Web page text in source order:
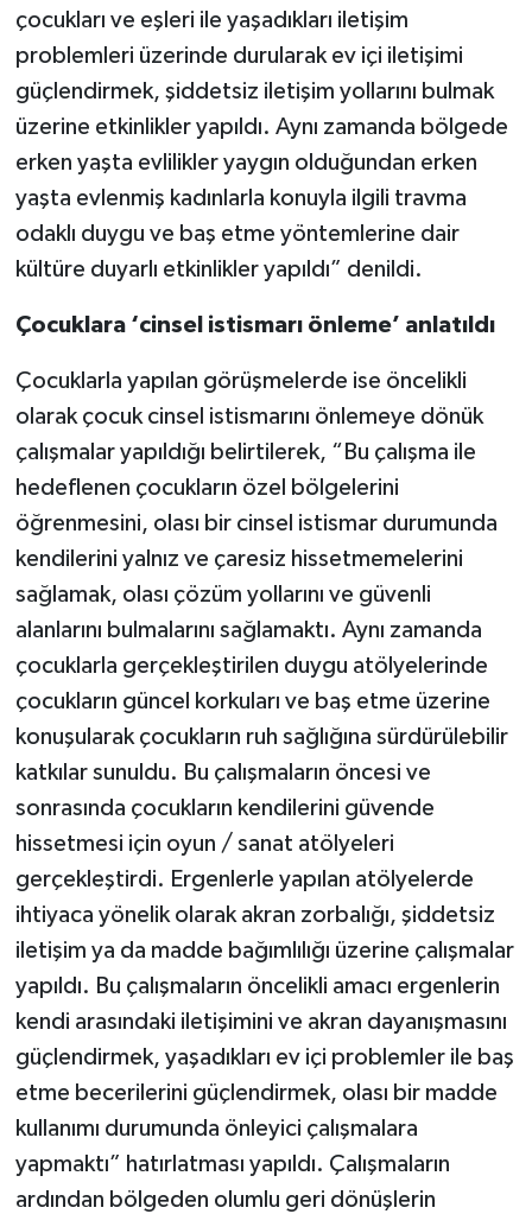
çocukları ve eşleri ile yaşadıkları iletişim
problemleri üzerinde durularak ev içi iletişimi
güçlendirmek, şiddetsiz iletişim yollarını bulmak
üzerine etkinlikler yapıldı. Aynı zamanda bölgede
erken yaşta evlilikler yaygın olduğundan erken
yaşta evlenmiş kadınlarla konuyla ilgili travma
odaklı duygu ve baş etme yöntemlerine dair
kültüre duyarlı etkinlikler yapıldı” denildi.
Çocuklara ‘cinsel istismarı önleme’ anlatıldı
Çocuklarla yapılan görüşmelerde ise öncelikli
olarak çocuk cinsel istismarını önlemeye dönük
çalışmalar yapıldığı belirtilerek, “Bu çalışma ile
hedeflenen çocukların özel bölgelerini
öğrenmesini, olası bir cinsel istismar durumunda
kendilerini yalnız ve çaresiz hissetmemelerini
sağlamak, olası çözüm yollarını ve güvenli
alanlarını bulmalarını sağlamaktı. Aynı zamanda
çocuklarla gerçekleştirilen duygu atölyelerinde
çocukların güncel korkuları ve baş etme üzerine
konuşularak çocukların ruh sağlığına sürdürülebilir
katkılar sunuldu. Bu çalışmaların öncesi ve
sonrasında çocukların kendilerini güvende
hissetmesi için oyun / sanat atölyeleri
gerçekleştirdi. Ergenlerle yapılan atölyelerde
ihtiyaca yönelik olarak akran zorbalığı, şiddetsiz
iletişim ya da madde bağımlılığı üzerine çalışmalar
yapıldı. Bu çalışmaların öncelikli amacı ergenlerin
kendi arasındaki iletişimini ve akran dayanışmasını
güçlendirmek, yaşadıkları ev içi problemler ile baş
etme becerilerini güçlendirmek, olası bir madde
kullanımı durumunda önleyici çalışmalara
yapmaktı” hatırlatması yapıldı. Çalışmaların
ardından bölgeden olumlu geri dönüşlerin